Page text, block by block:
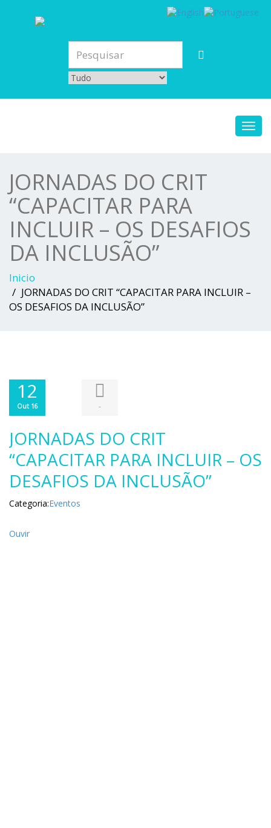
JORNADAS DO CRIT
“CAPACITAR PARA
INCLUIR – OS DESAFIOS
DA INCLUSÃO”
Inicio
JORNADAS DO CRIT “CAPACITAR PARA INCLUIR –
OS DESAFIOS DA INCLUSÃO”
12
Out 16 -
JORNADAS DO CRIT
“CAPACITAR PARA INCLUIR – OS
DESAFIOS DA INCLUSÃO”
Categoria:Eventos
Ouvir